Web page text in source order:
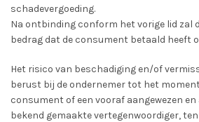
schadevergoeding.
Na ontbinding conform het vorige lid zal
bedrag dat de consument betaald heeft
Het risico van beschadiging en/of
berust bij de ondernemer tot het
consument of een vooraf aangewezen
bekend gemaakte vertegenwoordiger,